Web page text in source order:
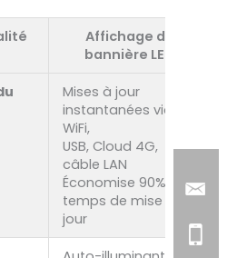
Affichage de
bannière LED
Mises à jour
instantanées via
WiFi,
USB, Cloud 4G,
câble LAN
Économise 90% de
temps de mise à
jour